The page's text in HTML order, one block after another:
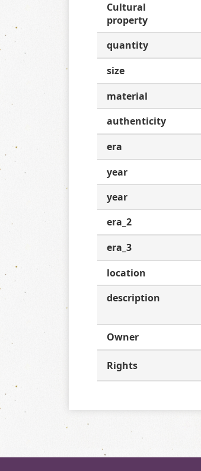
Cultural
property
quantity
size
material
authenticity
era
year
year
era_2
era_3
location
description
Owner
Rights